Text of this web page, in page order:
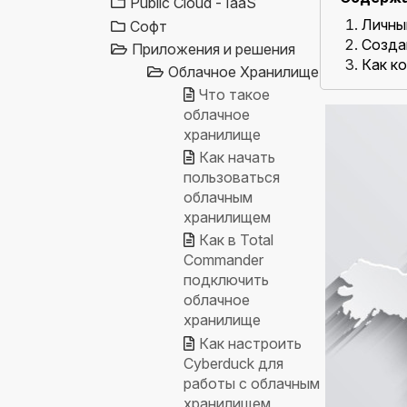
Софт
Приложения и решения
Облачное Хранилище
Что такое
облачное
хранилище
Как начать
пользоваться
облачным
хранилищем
Как в Total
Commander
подключить
облачное
хранилище
Как настроить
Cyberduck для
работы с облачным
хранилищем
Как